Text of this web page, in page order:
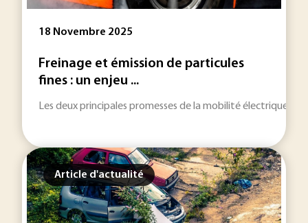
18 Novembre 2025
Freinage et émission de particules
fines : un enjeu ...
Les deux principales promesses de la mobilité électrique
Article d'actualité